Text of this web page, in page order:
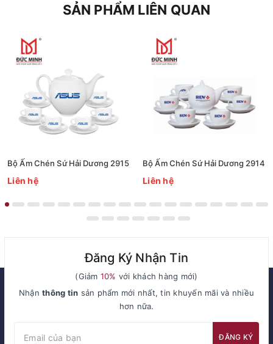
SẢN PHẨM LIÊN QUAN
Bộ Ấm Chén Sứ Hải Dương 2915
Liên hệ
Bộ Ấm Chén Sứ Hải Dương 2914
Liên hệ
Đăng Ký Nhận Tin
(Giảm 10% với khách hàng mới)
Nhậnthông tin sản phẩm mới nhất, tin khuyến mãi và nhiều
hơn nữa.
ĐĂNG KÝ